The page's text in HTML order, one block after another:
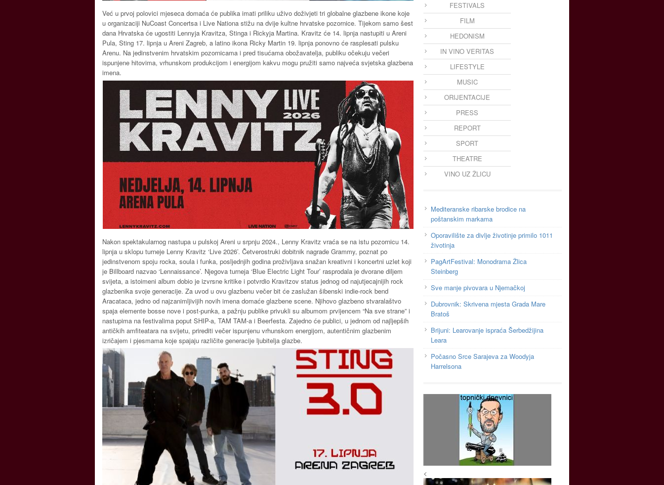
Već u prvoj polovici mjeseca domaća će publika imati priliku uživo doživjeti tri globalne glazbene ikone koje
u organizaciji NuCoast Concertsa i Live Nationa stižu na dvije kultne hrvatske pozornice. Tijekom samo šest
dana Hrvatska će ugostiti Lennyja Kravitza, Stinga i Rickyja Martina. Kravitz će 14. lipnja nastupiti u Areni
Pula, Sting 17. lipnja u Areni Zagreb, a latino ikona Ricky Martin 19. lipnja ponovno će rasplesati pulsku
Arenu. Na jedinstvenim hrvatskim pozornicama i pred tisućama obožavatelja, publiku očekuju večeri
ispunjene hitovima, vrhunskom produkcijom i energijom kakvu mogu pružiti samo najveća svjetska glazbena
imena.
Nakon spektakularnog nastupa u pulskoj Areni u srpnju 2024., Lenny Kravitz vraća se na istu pozornicu 14.
lipnja u sklopu turneje Lenny Kravitz ‘Live 2026’. Četverostruki dobitnik nagrade Grammy, poznat po
jedinstvenom spoju rocka, soula i funka, posljednjih godina proživljava snažan kreativni i koncertni uzlet koji
je Billboard nazvao ‘Lennaissance’. Njegova turneja ‘Blue Electric Light Tour’ rasprodala je dvorane diljem
svijeta, a istoimeni album dobio je izvrsne kritike i potvrdio Kravitzov status jednog od najutjecajnijih rock
glazbenika svoje generacije. Za uvod u ovu glazbenu večer bit će zaslužan šibenski indie-rock bend
Aracataca, jedno od najzanimljivijih novih imena domaće glazbene scene. Njihovo glazbeno stvaralaštvo
spaja elemente bosse nove i post-punka, a pažnju publike privukli su albumom prvijencem “Na sve strane” i
nastupima na festivalima poput SHIP-a, TAM TAM-a i Beerfesta. Zajedno će publici, u jednom od najljepših
antičkih amfiteatara na svijetu, prirediti večer ispunjenu vrhunskom energijom, autentičnim glazbenim
izričajem i pjesmama koje spajaju različite generacije ljubitelja glazbe.
FESTIVALS
FILM
HEDONISM
IN VINO VERITAS
LIFESTYLE
MUSIC
ORIJENTACIJE
PRESS
REPORT
SPORT
THEATRE
VINO UZ ŽLICU
Mediteranske ribarske brodice na
poštanskim markama
Oporavilište za divlje životinje primilo 1011
životinja
PagArtFestival: Monodrama Žlica
Steinberg
Sve manje pivovara u Njemačkoj
Dubrovnik: Skrivena mjesta Grada Mare
Bratoš
Brijuni: Learovanje ispraća Šerbedžijina
Leara
Počasno Srce Sarajeva za Woodyja
Harrelsona
<